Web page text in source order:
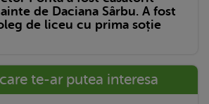
de Daciana Sârbu. A fost
de liceu cu prima soție
te-ar putea interesa